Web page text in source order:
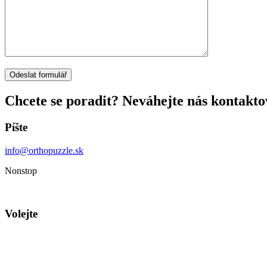
Chcete se poradit? Neváhejte nás
Píšte
info@orthopuzzle.sk
Nonstop
Volejte